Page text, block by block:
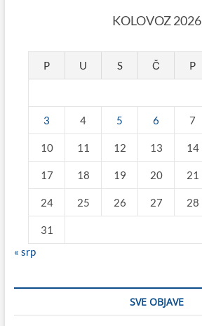
KOLOVOZ 2026
P U S Č P
3 4 5 6 7
10 11 12 13 14
17 18 19 20 21
24 25 26 27 28
31
« srp
SVE OBJAVE